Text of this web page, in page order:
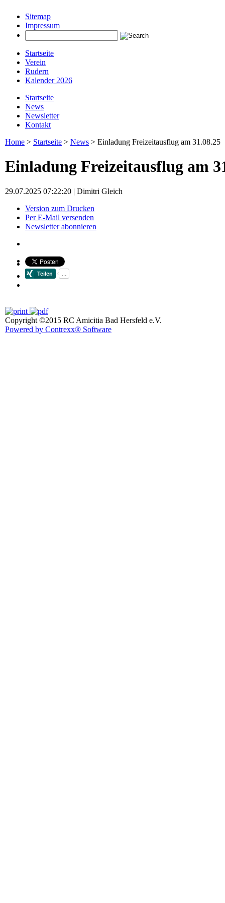
Sitemap
Impressum
instagram beiträge downloaden
Startseite
Verein
Rudern
Kalender 2026
Startseite
News
Newsletter
Kontakt
Home > Startseite > News > Einladung Freizeitausflug am 31.08.25
Einladung Freizeitausflug am
29.07.2025 07:22:20 | Dimitri Gleich
Version zum Drucken
Per E-Mail versenden
Newsletter abonnieren
Copyright ©2015 RC Amicitia Bad Hersfeld e.V.
Powered by Contrexx® Software